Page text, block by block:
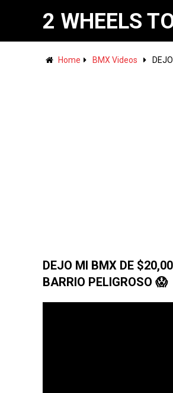
2 WHEELS
Home BMX Videos
DEJO MI BMX DE
BARRIO PELIGROSO 😱